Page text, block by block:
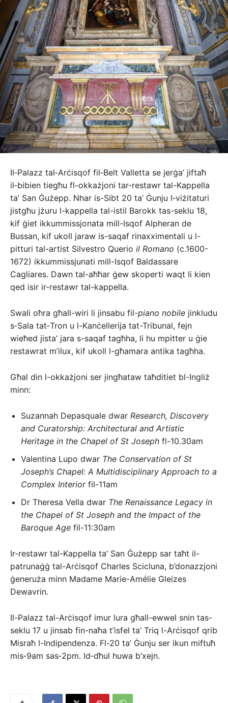
Il‑Palazz tal‑Arċisqof fil‑Belt Valletta se jerġa’ jiftaħ
il‑bibien tiegħu fl-okkażjoni tar-restawr tal-Kappella
ta’ San Ġużepp. Nhar is-Sibt 20 ta’ Ġunju l‑viżitaturi
jistgħu jżuru l-kappella tal-istil Barokk tas-seklu 18,
kif ġiet ikkummissjonata mill-Isqof Alpheran de
Bussan, kif ukoll jaraw is-saqaf rinaxximentali u l-
pitturi tal-artist Silvestro Querio il Romano (c.1600-
1672) ikkummissjunati mill-Isqof Baldassare
Cagliares. Dawn tal-aħħar ġew skoperti waqt li kien
qed isir ir-restawr tal-kappella.
Swali oħra għall-wiri li jinsabu fil-piano nobile jinkludu
s‑Sala tat‑Tron u l-Kanċellerija tat-Tribunal, fejn
wieħed jista’ jara s-saqaf tagħha, li hu mpitter u ġie
restawrat m’ilux, kif ukoll l-għamara antika tagħha.
Għal din l-okkażjoni ser jingħataw taħditiet bl-Ingliż
minn:
Suzannah Depasquale dwar Research, Discovery
and Curatorship: Architectural and Artistic
Heritage in the Chapel of St Joseph fl-10.30am
Valentina Lupo dwar The Conservation of St
Joseph’s Chapel: A Multidisciplinary Approach to a
Complex Interiorfil-11am
Dr Theresa Vella dwar The Renaissance Legacy in
the Chapel of St Joseph and the Impact of the
Baroque Age fil-11:30am
Ir-restawr tal-Kappella ta’ San Ġużepp sar taħt il-
patrunaġġ tal-Arċisqof Charles Scicluna, b’donazzjoni
ġeneruża minn Madame Marie-Amélie Gleizes
Dewavrin.
Il-Palazz tal-Arċisqof imur lura għall-ewwel snin tas-
seklu 17 u jinsab fin-naħa t’isfel ta’ Triq l-Arċisqof qrib
Misraħ l-Indipendenza. Fl-20 ta’ Ġunju ser ikun miftuħ
mis‑9am sas‑2pm. Id‑dħul huwa b’xejn.